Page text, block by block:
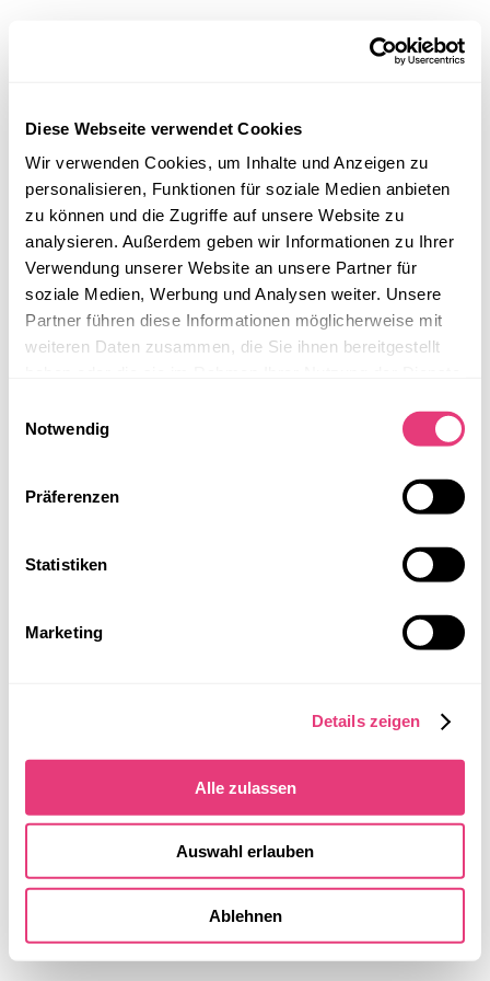
Diese Webseite verwendet Cookies
Wir verwenden Cookies, um Inhalte und Anzeigen zu
personalisieren, Funktionen für soziale Medien anbieten
zu können und die Zugriffe auf unsere Website zu
analysieren. Außerdem geben wir Informationen zu Ihrer
Verwendung unserer Website an unsere Partner für
soziale Medien, Werbung und Analysen weiter. Unsere
Partner führen diese Informationen möglicherweise mit
weiteren Daten zusammen, die Sie ihnen bereitgestellt
Notwendig
Präferenzen
Statistiken
Marketing
Details zeigen
Alle zulassen
Auswahl erlauben
Ablehnen